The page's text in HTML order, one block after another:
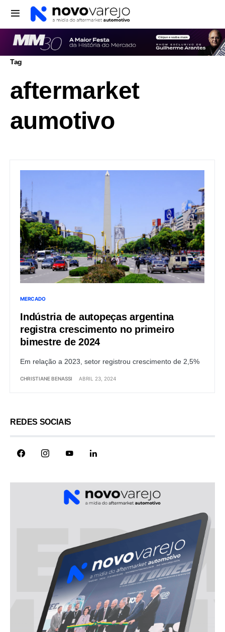
Tag
aftermarket
aumotivo
MERCADO
Indústria de autopeças argentina
registra crescimento no primeiro
bimestre de 2024
Em relação a 2023, setor registrou crescimento de 2,5%
CHRISTIANE BENASSI ABRIL 23, 2024
REDES SOCIAIS